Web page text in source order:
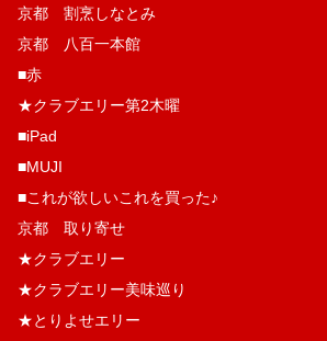
京都 割烹しなとみ
京都 八百一本館
■赤
★クラブエリー第2木曜
■iPad
■MUJI
■これが欲しいこれを買った♪
京都 取り寄せ
★クラブエリー
★クラブエリー美味巡り
★とりよせエリー